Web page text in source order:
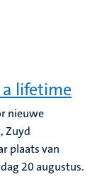
lifetime
nieuwe
Zuyd
plaats van
20 augustus.